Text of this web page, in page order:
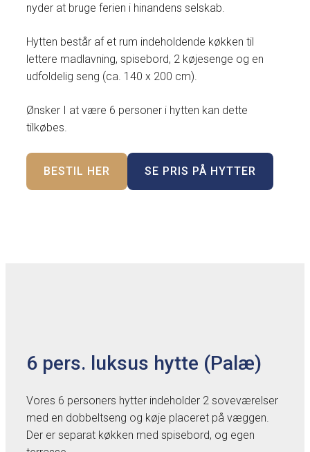
nyder at bruge ferien i hinandens selskab.
Hytten består af et rum indeholdende køkken til
lettere madlavning, spisebord, 2 køjesenge og en
udfoldelig seng (ca. 140 x 200 cm).
Ønsker I at være 6 personer i hytten kan dette
tilkøbes.
BESTIL HER SE PRIS PÅ HYTTER
6 pers. luksus hytte (Palæ)
Vores 6 personers hytter indeholder 2 soveværelser
med en dobbeltseng og køje placeret på væggen.
Der er separat køkken med spisebord, og egen